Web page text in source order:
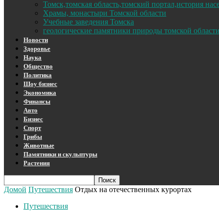
Томск,томская область,томский портал,история
Храмы, монастыри Томской области
Учебные заведения Томска
геологические памятники природы томской области
Новости
Здоровье
Наука
Общество
Политика
Шоу бизнес
Экономика
Финансы
Авто
Бизнес
Спорт
Грибы
Животные
Памятники и скульптуры
Растения
Домой Путешествия Отдых на отечественных курортах
Путешествия